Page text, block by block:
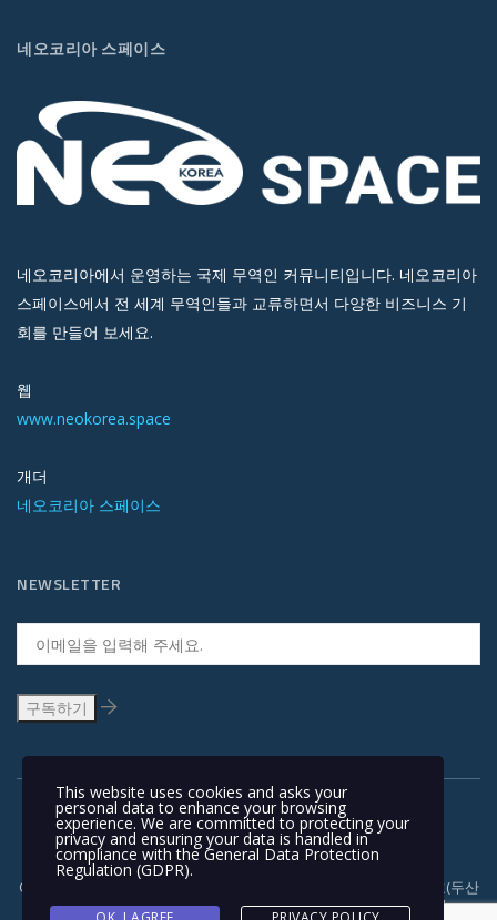
네오코리아 스페이스
네오코리아에서 운영하는 국제 무역인 커뮤니티입니다. 네오코리아
스페이스에서 전 세계 무역인들과 교류하면서 다양한 비즈니스 기
회를 만들어 보세요.
웹
www.neokorea.space
개더
네오코리아 스페이스
NEWSLETTER
Copyright © 1991-2018 | 경기도 안양시 흥안대로 415, 서관 1110호(두산
벤처다임) 우: 14059 | T +82-31-478-5434 | F +82-31-478-5437 |
This website uses cookies and asks your
personal data to enhance your browsing
experience. We are committed to protecting your
privacy and ensuring your data is handled in
compliance with theGeneral Data Protection
Regulation (GDPR).